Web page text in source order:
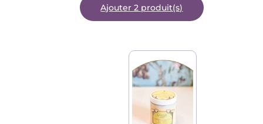
Ajouter 2 produit(s)